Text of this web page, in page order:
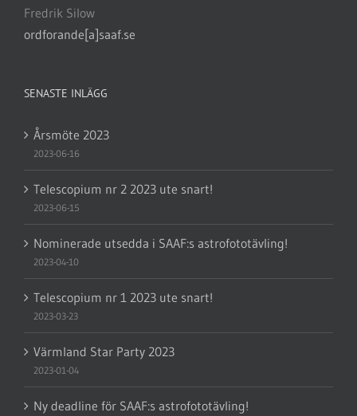
Fredrik Silow
ordforande[a]saaf.se
SENASTE INLÄGG
Årsmöte 2023
2023-06-16
Telescopium nr 2 2023 ute snart!
2023-06-15
Nominerade utsedda i SAAF:s astrofototävling!
2023-04-10
Telescopium nr 1 2023 ute snart!
2023-03-23
Värmland Star Party 2023
2023-01-04
Ny deadline för SAAF:s astrofototävling!